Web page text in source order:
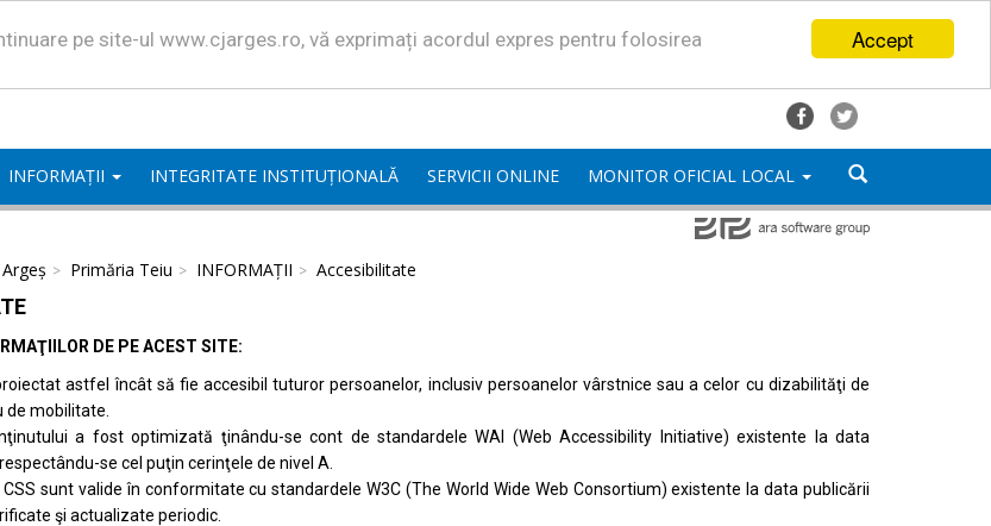
Accept
pe site-ul www.cjarges.ro, vă exprimați acordul expres pentru folosirea
INFORMAȚII INTEGRITATE INSTITUȚIONALĂ SERVICII ONLINE MONITOR OFICIAL LOCAL
Primăria Teiu INFORMAȚII Accesibilitate
DE PE ACEST SITE:
astfel încât să fie accesibil tuturor persoanelor, inclusiv persoanelor vârstnice sau a celor cu dizabilităţi de
de mobilitate.
a fost optimizată ţinându-se cont de standardeleWAI (Web Accessibility Initiative) existente la data
se cel puţin cerinţele de nivel A.
CSS sunt valide în conformitate cu standardeleW3C (The World Wide Web Consortium) existente la data publicării
şi actualizate periodic.